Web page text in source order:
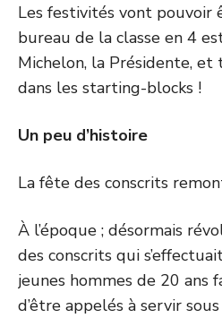
Les festivités vont pouvoir
bureau de la classe en 4
Michelon, la Présidente,
dans les starting-blocks !
Un peu d’histoire
La fête des conscrits
À l’époque ; désormais
des conscrits qui
jeunes hommes de 20 ans
d’être appelés à servir